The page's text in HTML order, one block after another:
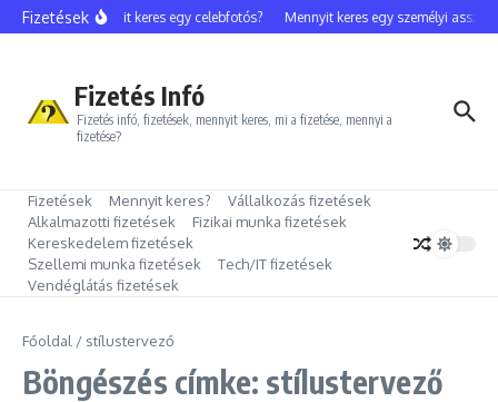
Ugrás a tartalomhoz
FizetésekMennyit keres egy celebfotós? Mennyit keres egy személyi
Fizetés Infó
Fizetés infó, fizetések, mennyit keres, mi a fizetése, mennyi a
fizetése?
Fizetések Mennyit keres?
Vállalkozás fizetések
Alkalmazotti fizetések
Fizikai munka fizetések
Kereskedelem fizetések
Szellemi munka fizetések
Tech/IT fizetések
Vendéglátás fizetések
Főoldal / stílustervező
Böngészés címke: stílustervező